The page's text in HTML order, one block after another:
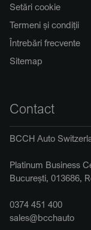
Setări cookie
Termeni și condiții
Întrebări frecvente
Sitemap
Contact
BCCH Auto
Platinum Business
București, 013686,
0374 451 400
sales@bcchauto